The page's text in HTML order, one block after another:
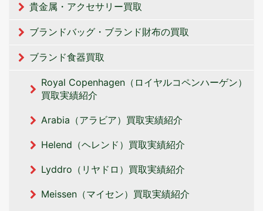
貴金属・アクセサリー買取
ブランドバッグ・ブランド財布の買取
ブランド食器買取
Royal Copenhagen（ロイヤルコペンハーゲン）
買取実績紹介
Arabia（アラビア）買取実績紹介
Helend（ヘレンド）買取実績紹介
Lyddro（リヤドロ）買取実績紹介
Meissen（マイセン）買取実績紹介